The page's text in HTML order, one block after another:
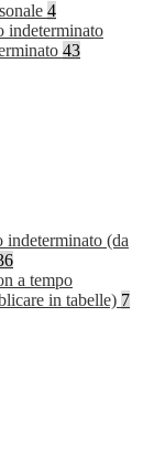
4
indeterminato
43
indeterminato (da
a tempo
in tabelle) 7